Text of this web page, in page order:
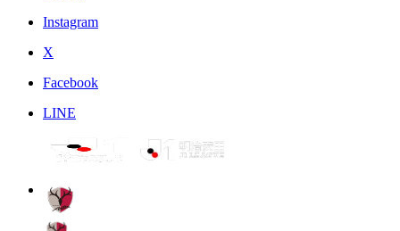
Instagram
X
Facebook
LINE